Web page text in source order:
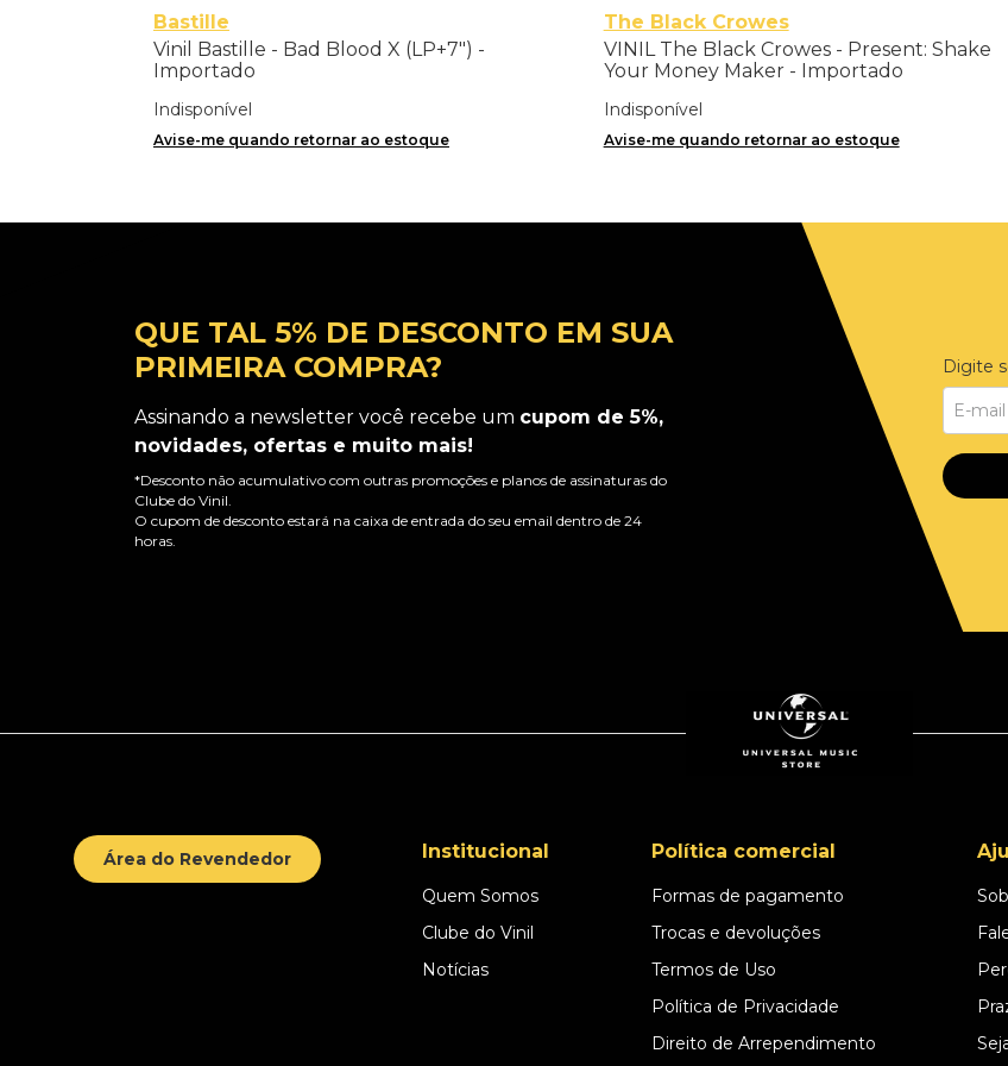
Bastille
Vinil Bastille - Bad Blood X (LP+7") -
Importado
Indisponível
Avise-me quando retornar ao estoque
The Black Crowes
VINIL The Black Crowes - Present: Shake
Your Money Maker - Importado
Indisponível
Avise-me quando retornar ao estoque
QUE TAL 5% DE DESCONTO EM SUA
PRIMEIRA COMPRA?
Assinando a newsletter você recebe um cupom de 5%,
novidades, ofertas e muito mais!
*Desconto não acumulativo com outras promoções e planos de assinaturas do
Clube do Vinil.
O cupom de desconto estará na caixa de entrada do seu email dentro de 24
horas.
Digite
Área do Revendedor Institucional
Quem Somos
Clube do Vinil
Notícias
Política comercial
Formas de pagamento
Trocas e devoluções
Termos de Uso
Política de Privacidade
Direito de Arrependimento